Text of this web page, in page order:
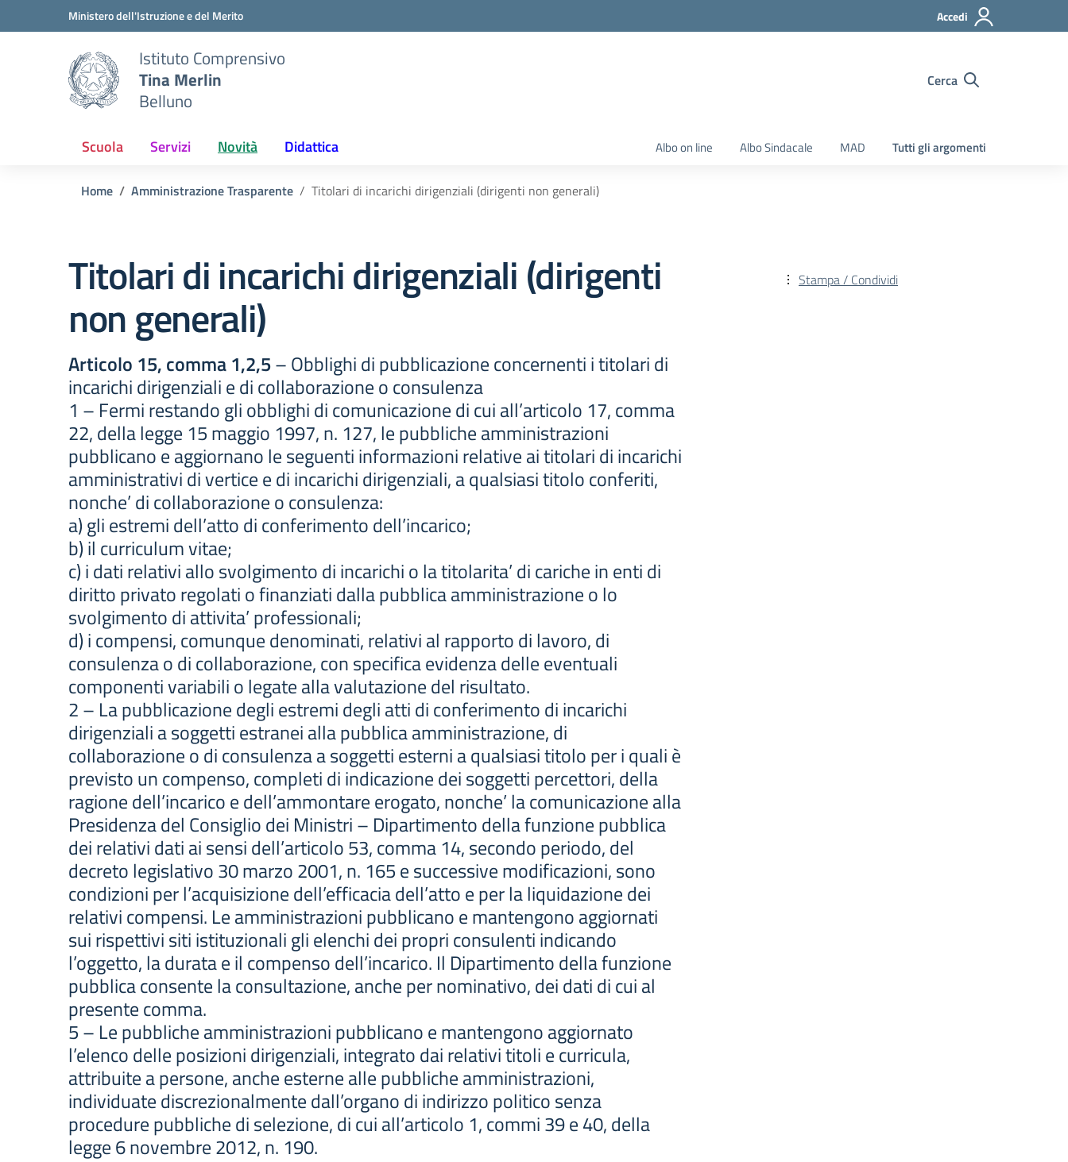
Vai ai contenuti
Vai al menu di navigazioneMinistero dell'Istruzione e del Merito Accedi
Istituto Comprensivo
Tina Merlin
Belluno
Cerca
Scuola Servizi Novità Didattica Albo on line Albo Sindacale MAD Tutti gli argomenti
Home Amministrazione Trasparente Titolari di incarichi dirigenziali (dirigenti non generali)
Titolari di incarichi dirigenziali (dirigenti
non generali)
Articolo 15, comma 1,2,5– Obblighi di pubblicazione concernenti i titolari di
incarichi dirigenziali e di collaborazione o consulenza
1 – Fermi restando gli obblighi di comunicazione di cui all’articolo 17, comma
22, della legge 15 maggio 1997, n. 127, le pubbliche amministrazioni
pubblicano e aggiornano le seguenti informazioni relative ai titolari di incarichi
amministrativi di vertice e di incarichi dirigenziali, a qualsiasi titolo conferiti,
nonche’ di collaborazione o consulenza:
a) gli estremi dell’atto di conferimento dell’incarico;
b) il curriculum vitae;
c) i dati relativi allo svolgimento di incarichi o la titolarita’ di cariche in enti di
diritto privato regolati o finanziati dalla pubblica amministrazione o lo
svolgimento di attivita’ professionali;
d) i compensi, comunque denominati, relativi al rapporto di lavoro, di
consulenza o di collaborazione, con specifica evidenza delle eventuali
componenti variabili o legate alla valutazione del risultato.
2 – La pubblicazione degli estremi degli atti di conferimento di incarichi
dirigenziali a soggetti estranei alla pubblica amministrazione, di
collaborazione o di consulenza a soggetti esterni a qualsiasi titolo per i quali è
previsto un compenso, completi di indicazione dei soggetti percettori, della
ragione dell’incarico e dell’ammontare erogato, nonche’ la comunicazione alla
Presidenza del Consiglio dei Ministri – Dipartimento della funzione pubblica
dei relativi dati ai sensi dell’articolo 53, comma 14, secondo periodo, del
decreto legislativo 30 marzo 2001, n. 165 e successive modificazioni, sono
condizioni per l’acquisizione dell’efficacia dell’atto e per la liquidazione dei
relativi compensi. Le amministrazioni pubblicano e mantengono aggiornati
sui rispettivi siti istituzionali gli elenchi dei propri consulenti indicando
l’oggetto, la durata e il compenso dell’incarico. Il Dipartimento della funzione
pubblica consente la consultazione, anche per nominativo, dei dati di cui al
presente comma.
5 – Le pubbliche amministrazioni pubblicano e mantengono aggiornato
l’elenco delle posizioni dirigenziali, integrato dai relativi titoli e curricula,
attribuite a persone, anche esterne alle pubbliche amministrazioni,
individuate discrezionalmente dall’organo di indirizzo politico senza
procedure pubbliche di selezione, di cui all’articolo 1, commi 39 e 40, della
legge 6 novembre 2012, n. 190.
Stampa / Condividi